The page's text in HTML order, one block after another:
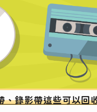
、錄影帶這些可以回